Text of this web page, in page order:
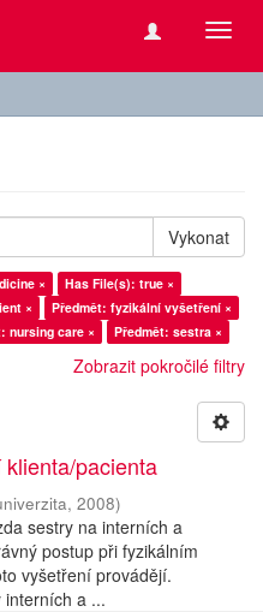
Vykonat
×
Has File(s): true ×
×
Předmět: fyzikální vyšetření ×
nursing care × Předmět: sestra ×
Zobrazit pokročilé filtry
pacienta
, 2008)
sestry na interních a
postup při fyzikálním
vyšetření provádějí.
interních a ...